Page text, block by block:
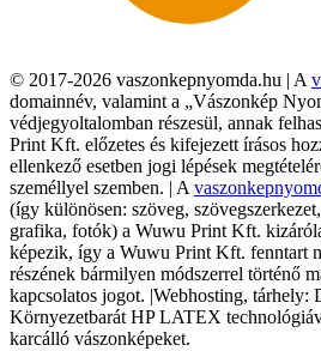
© 2017-2026 vaszonkepnyomda.hu | A
domainnév, valamint a „Vászonkép
védjegyoltalomban részesül, annak
Print Kft. előzetes és kifejezett írásos
ellenkező esetben jogi lépések
személlyel szemben. | A
(így különösen: szöveg,
grafika, fotók) a Wuwu Print Kft.
képezik, így a Wuwu Print Kft. fenntart
részének bármilyen módszerrel történő
kapcsolatos jogot. |Webhosting, tárhely:
Környezetbarát HP LATEX
karcálló vászonképeket.